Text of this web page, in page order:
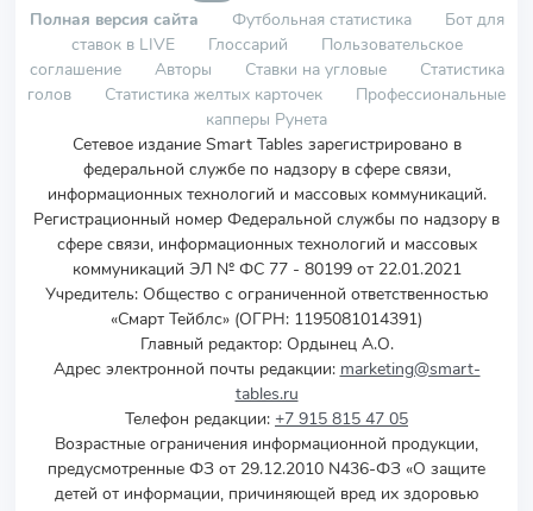
Полная версия сайта Футбольная статистика
Бот для
ставок в LIVE
Глоссарий
Пользовательское
соглашение
Авторы Ставки на угловые
Статистика
голов
Статистика желтых карточек
Профессиональные
капперы Рунета
Сетевое издание Smart Tables зарегистрировано в
федеральной службе по надзору в сфере связи,
информационных технологий и массовых коммуникаций.
Регистрационный номер Федеральной службы по надзору в
сфере связи, информационных технологий и массовых
коммуникаций ЭЛ № ФС 77 - 80199 от 22.01.2021
Учредитель: Общество с ограниченной ответственностью
«Смарт Тейблс» (ОГРН: 1195081014391)
Главный редактор: Ордынец А.О.
Адрес электронной почты редакции: marketing@smart-
tables.ru
Телефон редакции: +7 915 815 47 05
Возрастные ограничения информационной продукции,
предусмотренные ФЗ от 29.12.2010 N436-ФЗ «О защите
детей от информации, причиняющей вред их здоровью